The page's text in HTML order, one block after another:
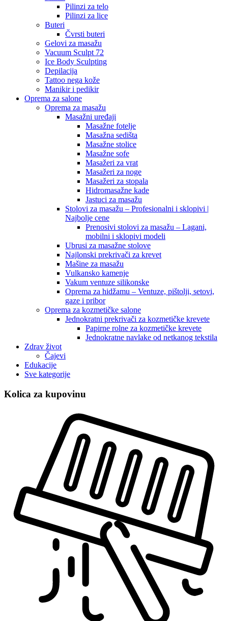
Pilinzi za telo
Pilinzi za lice
Buteri
Čvrsti buteri
Gelovi za masažu
Vacuum Sculpt 72
Ice Body Sculpting
Depilacija
Tattoo nega kože
Manikir i pedikir
Oprema za salone
Oprema za masažu
Masažni uređaji
Masažne fotelje
Masažna sedišta
Masažne stolice
Masažne sofe
Masažeri za vrat
Masažeri za noge
Masažeri za stopala
Hidromasažne kade
Jastuci za masažu
Stolovi za masažu – Profesionalni i sklopivi |
Najbolje cene
Prenosivi stolovi za masažu – Lagani,
mobilni i sklopivi modeli
Ubrusi za masažne stolove
Najlonski prekrivači za krevet
Mašine za masažu
Vulkansko kamenje
Vakum ventuze silikonske
Oprema za hidžamu – Ventuze, pištolji, setovi,
gaze i pribor
Oprema za kozmetičke salone
Jednokratni prekrivači za kozmetičke krevete
Papirne rolne za kozmetičke krevete
Jednokratne navlake od netkanog tekstila
Zdrav život
Čajevi
Edukacije
Sve kategorije
Kolica za kupovinu